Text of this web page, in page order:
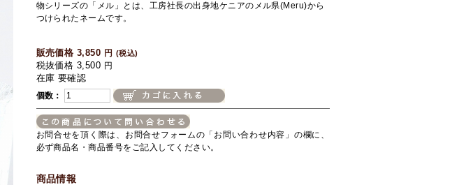
物シリーズの「メル」とは、工房社長の出身地ケニアのメル県(Meru)から
つけられたネームです。
販売価格 3,850 円 (税込)
税抜価格 3,500 円
在庫 要確認
個数：
お問合せを頂く際は、お問合せフォームの「お問い合わせ内容」の欄に、
必ず商品名・商品番号をご記入してください。
商品情報